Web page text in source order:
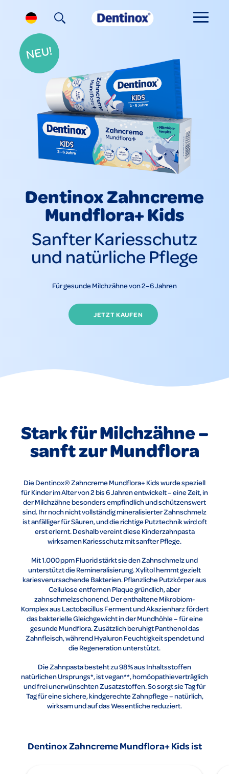
Dentinox Zahncreme
Mundflora+ Kids
Sanfter Kariesschutz
und natürliche Pflege
Für gesunde Milchzähne von 2–6 Jahren
JETZT KAUFEN
Stark für Milchzähne –
sanft zur Mundflora
Die Dentinox® Zahncreme Mundflora+ Kids wurde speziell
für Kinder im Alter von 2 bis 6 Jahren entwickelt – eine Zeit, in
der Milchzähne besonders empfindlich und schützenswert
sind. Ihr noch nicht vollständig mineralisierter Zahnschmelz
ist anfälliger für Säuren, und die richtige Putztechnik wird oft
erst erlernt. Deshalb vereint diese Kinderzahnpasta
wirksamen Kariesschutz mit sanfter Pflege.
Mit 1.000 ppm Fluorid stärkt sie den Zahnschmelz und
unterstützt die Remineralisierung. Xylitol hemmt gezielt
kariesverursachende Bakterien. Pflanzliche Putzkörper aus
Cellulose entfernen Plaque gründlich, aber
zahnschmelzschonend. Der enthaltene Mikrobiom-
Komplex aus Lactobacillus Ferment und Akazienharz fördert
das bakterielle Gleichgewicht in der Mundhöhle – für eine
gesunde Mundflora. Zusätzlich beruhigt Panthenol das
Zahnfleisch, während Hyaluron Feuchtigkeit spendet und
die Regeneration unterstützt.
Die Zahnpasta besteht zu 98 % aus Inhaltsstoffen
natürlichen Ursprungs*, ist vegan**, homöopathieverträglich
und frei unerwünschten Zusatzstoffen. So sorgt sie Tag für
Tag für eine sichere, kindgerechte Zahnpflege – natürlich,
wirksam und auf das Wesentliche reduziert.
Dentinox Zahncreme Mundflora+ Kids ist